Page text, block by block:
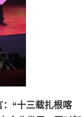
“十三载扎根喀